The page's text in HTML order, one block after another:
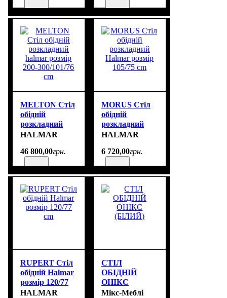
MELTON Стіл
обідній
розкладний
halmar розмір
cm
HALMAR
46 800,00грн.
MORUS Стіл
обідній
розкладний
Halmar розмір
HALMAR
6 720,00грн.
RUPERT Стіл
обідній Halmar
розмір 120/77
cm
HALMAR
СТІЛ
ОБІДНІЙ
ОНІКС
(БІЛИЙ)
Мікс-Меблі